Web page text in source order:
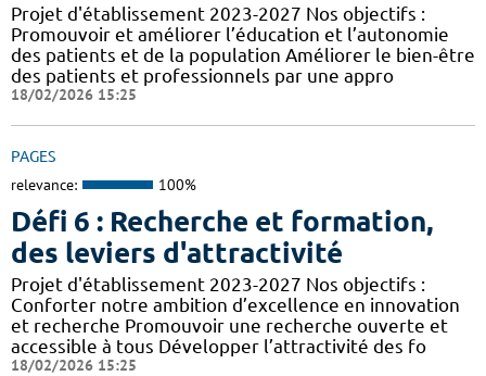
Projet d'établissement 2023-2027 Nos objectifs :
Promouvoir et améliorer l’éducation et l’autonomie
des patients et de la population Améliorer le bien-être
des patients et professionnels par une appro
18/02/2026 15:25
PAGES
relevance: 100%
Défi 6 : Recherche et formation,
des leviers d'attractivité
Projet d'établissement 2023-2027 Nos objectifs :
Conforter notre ambition d’excellence en innovation
et recherche Promouvoir une recherche ouverte et
accessible à tous Développer l’attractivité des fo
18/02/2026 15:25